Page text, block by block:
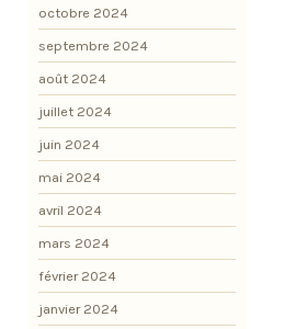
octobre 2024
septembre 2024
août 2024
juillet 2024
juin 2024
mai 2024
avril 2024
mars 2024
février 2024
janvier 2024